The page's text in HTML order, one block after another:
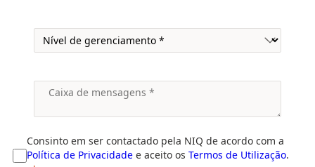
Consinto em ser contactado pela NIQ de acordo com a
Política de Privacidade e aceito os Termos de Utilização.